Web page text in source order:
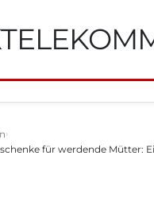
für werdende Mütter: